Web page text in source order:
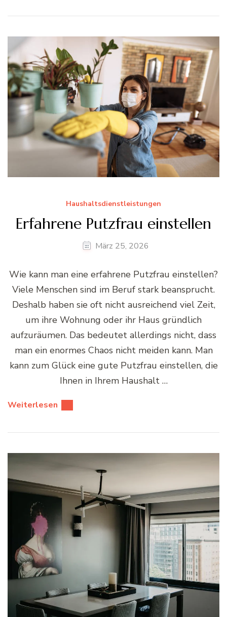
Haushaltsdienstleistungen
Erfahrene Putzfrau einstellen
März 25, 2026
Wie kann man eine erfahrene Putzfrau einstellen?
Viele Menschen sind im Beruf stark beansprucht.
Deshalb haben sie oft nicht ausreichend viel Zeit,
um ihre Wohnung oder ihr Haus gründlich
aufzuräumen. Das bedeutet allerdings nicht, dass
man ein enormes Chaos nicht meiden kann. Man
kann zum Glück eine gute Putzfrau einstellen, die
Ihnen in Ihrem Haushalt …
Weiterlesen